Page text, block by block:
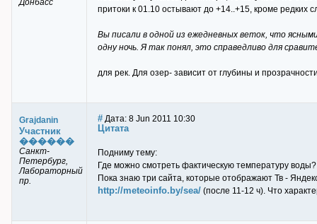
Донбасс
притоки к 01.10 остывают до +14..+15, кроме редких
Вы писали в одной из ежедневных веток, что
одну ночь. Я так понял, это справедливо для
для рек. Для озер- зависит от глубины и
Grajdanin
Участник
������
Санкт-
Петербург,
Лабораторный
пр.
# Дата: 8 Jun 2011 10:30
Цитата
Подниму тему:
Где можно смотреть фактическую температуру воды?
Пока знаю три сайта, которые отображают Тв -
http://meteoinfo.by/sea/ (после 11-12 ч). Что